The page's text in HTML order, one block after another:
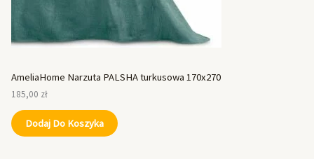
AmeliaHome Narzuta PALSHA turkusowa 170x270
185,00 zł
Dodaj Do Koszyka